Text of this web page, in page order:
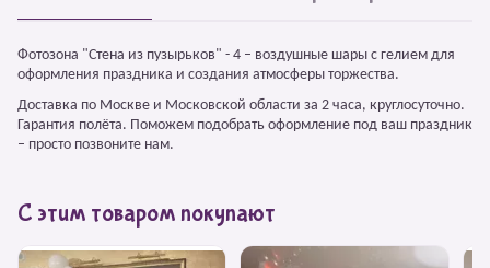
Фотозона "Стена из пузырьков" - 4 – воздушные шары с гелием для
оформления праздника и создания атмосферы торжества.
Доставка по Москве и Московской области за 2 часа, круглосуточно.
Гарантия полёта. Поможем подобрать оформление под ваш праздник
– просто позвоните нам.
С этим товаром покупают